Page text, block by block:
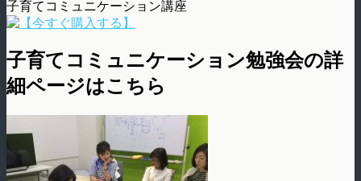
子育てコミュニケーション講座
子育てコミュニケーション勉強会の詳
細ページはこちら